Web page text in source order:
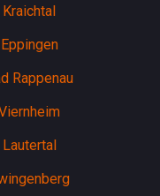
Rappenau